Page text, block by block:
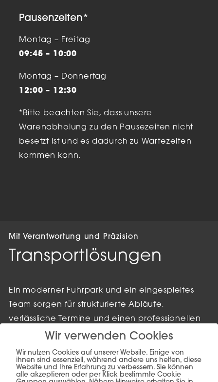
Pausenzeiten*
Montag – Freitag
09:45 – 10:00
Montag – Donnertag
12:00 – 12:30
*Bitte beachten Sie, dass unsere
Warenabholung zu den Pausezeiten nicht
besetzt ist und es dadurch zu Wartezeiten
kommen kann.
Mit Verantwortung und Präzision
Transportlösungen
Ein moderner Fuhrpark und ein eingespieltes
Team sorgen für strukturierte Abläufe,
verlässliche Termine und einen professionellen
Umgang mit jeder Sendung.
Jeder Transport wird individuell geplant und
exakt auf die jeweiligen Anforderungen
Wir verwenden Cookies
Wir nutzen Cookies auf unserer Website. Einige von
ihnen sind essenziell, während andere uns helfen, diese
Website und Ihre Erfahrung zu verbessern. Sie können
alle akzeptieren oder per Klick bestimmte Cookie